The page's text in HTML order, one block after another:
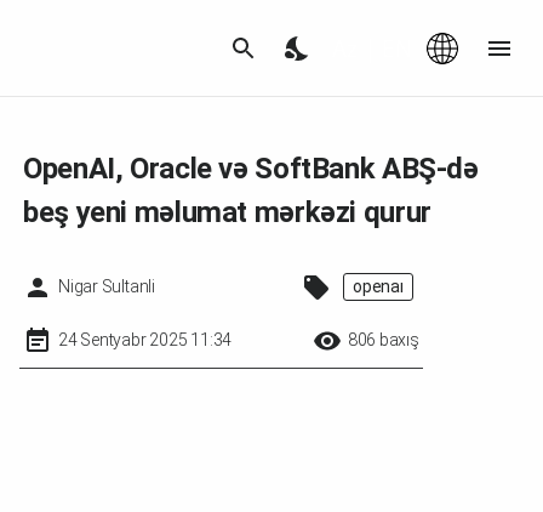
OpenAI, Oracle və SoftBank ABŞ-də
beş yeni məlumat mərkəzi qurur
Nigar Sultanli openai
24 Sentyabr 2025 11:34 806 baxış